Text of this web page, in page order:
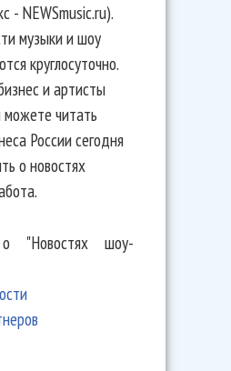
- NEWSmusic.ru).
музыки и шоу
круглосуточно.
и артисты
читать
России сегодня
о новостях
"Новостях шоу-